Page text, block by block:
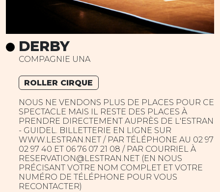
DERBY
COMPAGNIE UNA
ROLLER CIRQUE
NOUS NE VENDONS PLUS DE PLACES POUR CE
SPECTACLE MAIS IL RESTE DES PLACES À
PRENDRE DIRECTEMENT AUPRÈS DE L'ESTRAN
- GUIDEL. BILLETTERIE EN LIGNE SUR
WWW.LESTRAN.NET / PAR TÉLÉPHONE AU 02 97
02 97 40 ET 06 76 07 21 08‬ / PAR COURRIEL À
RESERVATION@LESTRAN.NET (EN NOUS
PRÉCISANT VOTRE NOM COMPLET ET VOTRE
NUMÉRO DE TÉLÉPHONE POUR VOUS
RECONTACTER)